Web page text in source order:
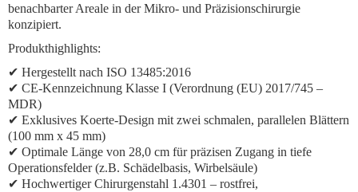
benachbarter Areale in der Mikro- und Präzisionschirurgie
konzipiert.
Produkthighlights:
✔ Hergestellt nach ISO 13485:2016
✔ CE-Kennzeichnung Klasse I (Verordnung (EU) 2017/745 –
MDR)
✔ Exklusives Koerte-Design mit zwei schmalen, parallelen Blättern
(100 mm x 45 mm)
✔ Optimale Länge von 28,0 cm für präzisen Zugang in tiefe
Operationsfelder (z.B. Schädelbasis, Wirbelsäule)
✔ Hochwertiger Chirurgenstahl 1.4301 – rostfrei,